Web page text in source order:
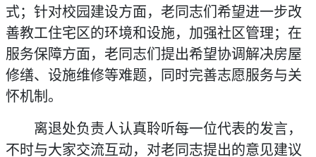
式；针对校园建设方面，老同志们希望进一步改
善教工住宅区的环境和设施，加强社区管理；在
服务保障方面，老同志们提出希望协调解决房屋
修缮、设施维修等难题，同时完善志愿服务与关
怀机制。
离退处负责人认真聆听每一位代表的发言，
不时与大家交流互动，对老同志提出的意见建议